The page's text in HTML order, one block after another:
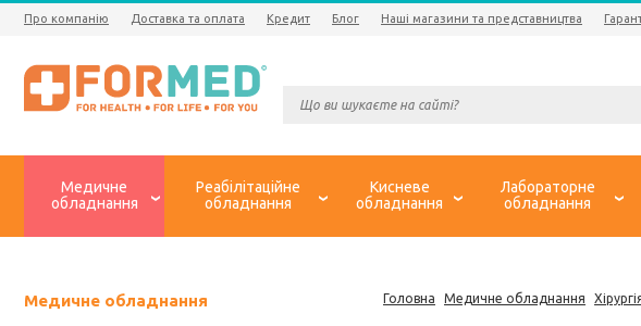
Про компанію Доставка та оплата Кредит Блог Наші магазини та представництва
Медичне
обладнання
Реабілітаційне
обладнання
Кисневе
обладнання
Лабораторне
обладнання
Головна Медичне обладнання
Медичне обладнання